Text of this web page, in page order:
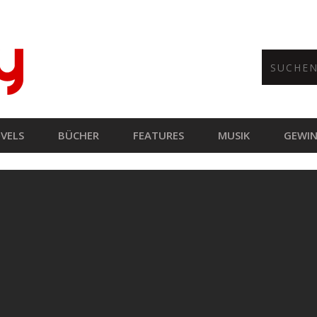
BÜCHER FEATURES MUSIK